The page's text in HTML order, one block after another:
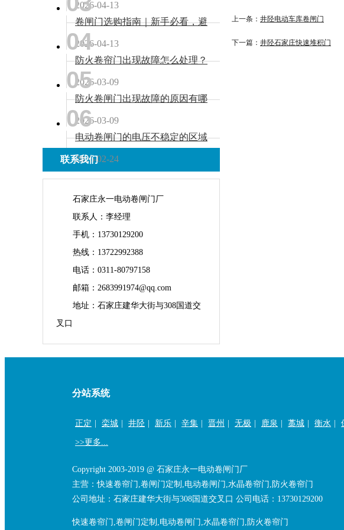
2026-04-13
卷闸门选购指南｜新手必看，避
开90%的坑
2026-04-13
04
防火卷帘门出现故障怎么处理？
2026-03-09
05
防火卷闸门出现故障的原因有哪
些？
2026-03-09
06
电动卷闸门的电压不稳定的区域
怎么解决？
2026-02-24
联系我们
石家庄永一电动卷闸门厂
联系人：李经理
手机：13730129200
热线：13722992388
电话：0311-80797158
邮箱：2683991974@qq.com
地址：石家庄建华大街与308国道交
叉口
上一条： 井陉电动车库卷闸门
下一篇： 井陉石家庄快速堆积门
分站系统
正定 | 栾城 | 井陉 | 新乐 | 辛集 | 晋州 | 无极 | 鹿泉 | 藁城 | 衡水 |
>>更多...
Copyright 2003-2019 @ 石家庄永一电动卷闸门厂
主营：快速卷帘门,卷闸门定制,电动卷闸门,水晶卷帘门,防火卷帘门
公司地址：石家庄建华大街与308国道交叉口 公司电话：13730129200
快速卷帘门,卷闸门定制,电动卷闸门,水晶卷帘门,防火卷帘门